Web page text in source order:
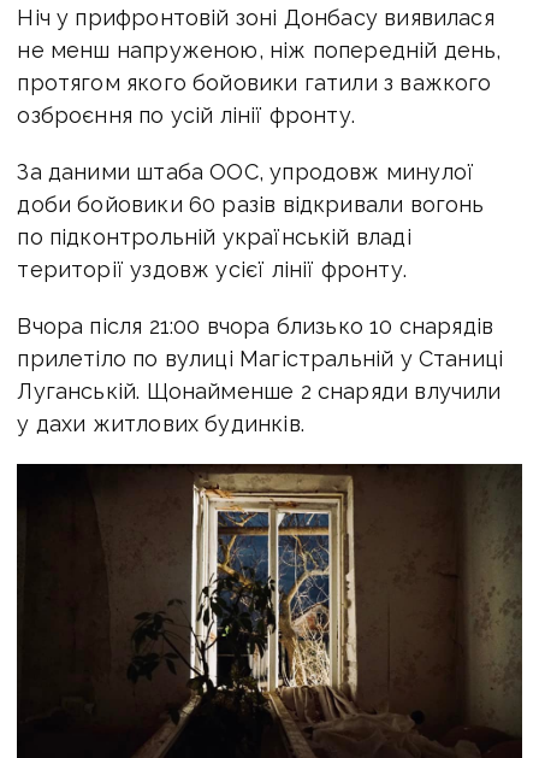
Ніч у прифронтовій зоні Донбасу виявилася
не менш напруженою, ніж попередній день,
протягом якого бойовики гатили з важкого
озброєння по усій лінії фронту.
За даними штаба ООС, упродовж минулої
доби бойовики 60 разів відкривали вогонь
по підконтрольній українській владі
території уздовж усієї лінії фронту.
Вчора після 21:00 вчора близько 10 снарядів
прилетіло по вулиці Магістральній у Станиці
Луганській. Щонайменше 2 снаряди влучили
у дахи житлових будинків.